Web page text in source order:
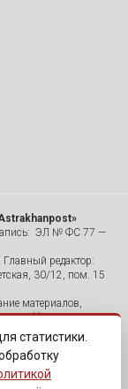
запись: ЭЛ № ФС 77 —
редактор:
30/12, пом. 15
материалов,
и публикацией
Комментарии
редактирования.
с сайта или
статистики.